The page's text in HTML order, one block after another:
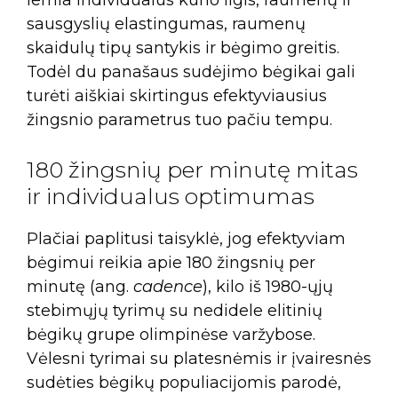
sausgyslių elastingumas, raumenų
skaidulų tipų santykis ir bėgimo greitis.
Todėl du panašaus sudėjimo bėgikai gali
turėti aiškiai skirtingus efektyviausius
žingsnio parametrus tuo pačiu tempu.
180 žingsnių per minutę mitas
ir individualus optimumas
Plačiai paplitusi taisyklė, jog efektyviam
bėgimui reikia apie 180 žingsnių per
minutę (ang. cadence), kilo iš 1980-ųjų
stebimųjų tyrimų su nedidele elitinių
bėgikų grupe olimpinėse varžybose.
Vėlesni tyrimai su platesnėmis ir įvairesnės
sudėties bėgikų populiacijomis parodė,